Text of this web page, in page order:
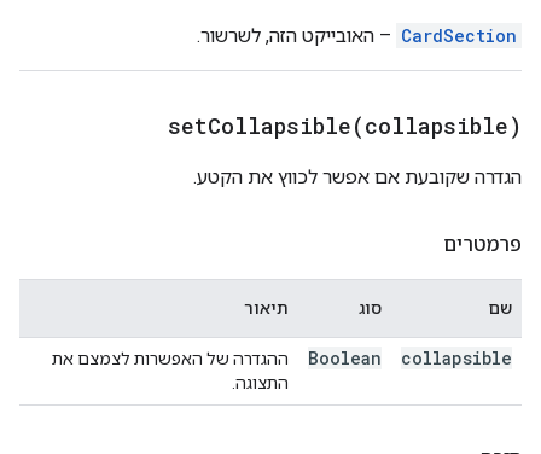
CardSection – האובייקט הזה, לשרשור.
setCollapsible(collapsible)
הגדרה שקובעת אם אפשר לכווץ את הקטע.
פרמטרים
שם סוג תיאור
collapsible
Boolean
ההגדרה של האפשרות לצמצם את
התצוגה.